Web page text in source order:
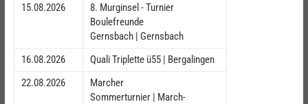
15.08.2026
8. Murginsel - Turnier
Boulefreunde
Gernsbach | Gernsbach
16.08.2026
Quali Triplette ü55 | Bergalingen
22.08.2026
Marcher
Sommerturnier | March-